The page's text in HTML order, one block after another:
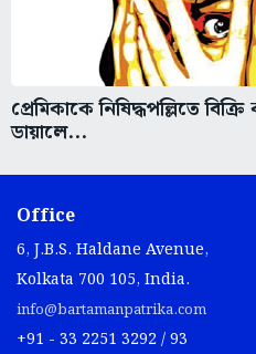
প্রেমিকাকে নিষিদ্ধপল্লিতে
ডায়ালে...
Office
6, J.B.S. Haldane Avenue,
Kolkata 700 105, India.
info@bartamanpatrika.com
+91 - 33 2251 3292 / 93